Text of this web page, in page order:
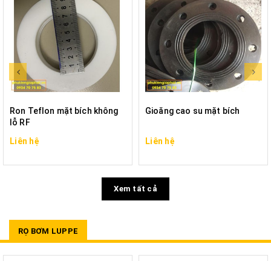
Ron Teflon mặt bích không
lỗ RF
Liên hệ
Gioăng cao su mặt bích
Liên hệ
Xem tất cả
RỌ BƠM LUPPE